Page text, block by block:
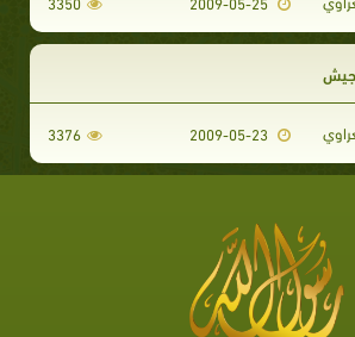
2009-05-23
3376